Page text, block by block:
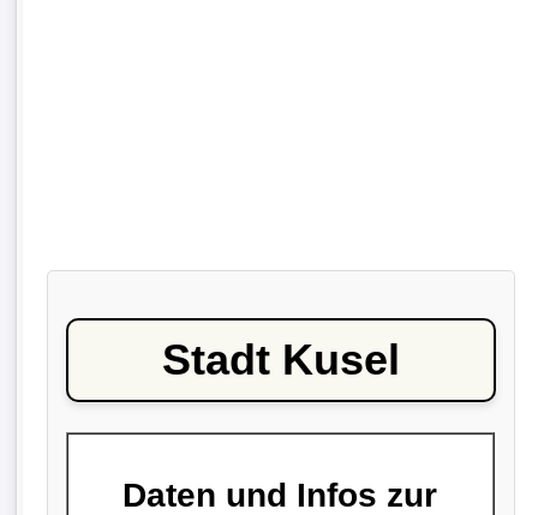
Stadt Kusel
Daten und Infos zur